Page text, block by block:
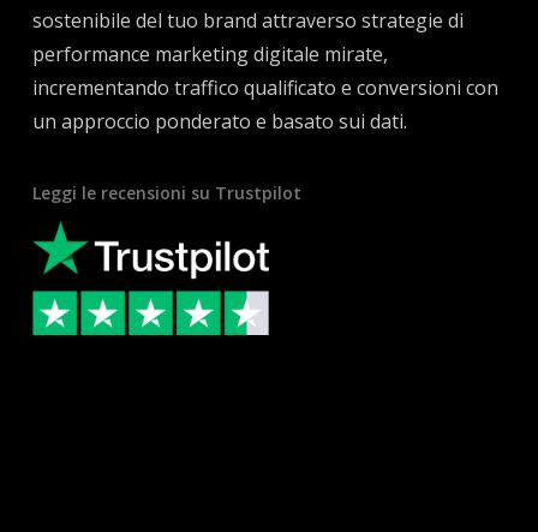
sostenibile del tuo brand attraverso strategie di
performance marketing digitale mirate,
incrementando traffico qualificato e conversioni con
un approccio ponderato e basato sui dati.
Leggi le recensioni su Trustpilot